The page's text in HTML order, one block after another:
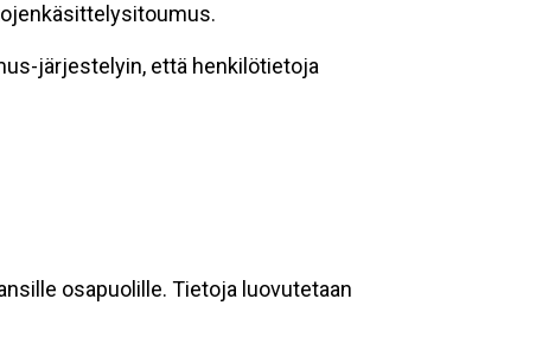
järjestelyin, että henkilötietoja
osapuolille. Tietoja luovutetaan